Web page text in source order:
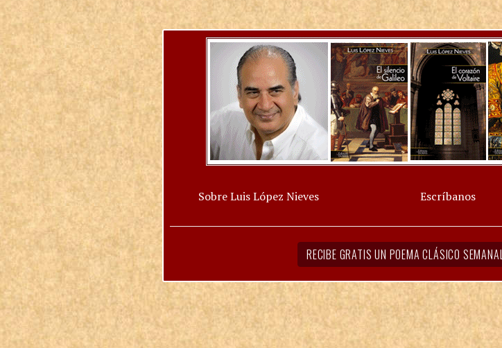
Sobre Luis López Nieves Escríbanos
RECIBE GRATIS UN POEMA CLÁSICO